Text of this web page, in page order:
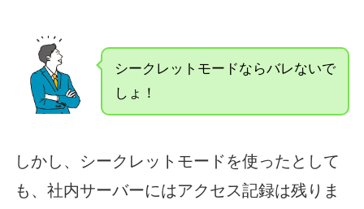
シークレットモードならバレないで
しょ！
しかし、シークレットモードを使ったとして
も、社内サーバーにはアクセス記録は残りま